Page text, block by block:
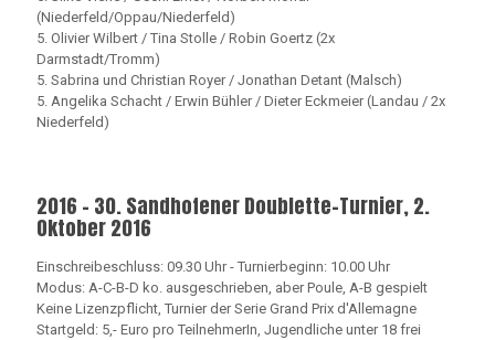
(Niederfeld/Oppau/Niederfeld)
5. Olivier Wilbert / Tina Stolle / Robin Goertz (2x
Darmstadt/Tromm)
5. Sabrina und Christian Royer / Jonathan Detant (Malsch)
5. Angelika Schacht / Erwin Bühler / Dieter Eckmeier (Landau / 2x
Niederfeld)
2016 - 30. Sandhofener Doublette-Turnier, 2.
Oktober 2016
Einschreibeschluss: 09.30 Uhr - Turnierbeginn: 10.00 Uhr
Modus: A-C-B-D ko. ausgeschrieben, aber Poule, A-B gespielt
Keine Lizenzpflicht, Turnier der Serie Grand Prix d'Allemagne
Startgeld: 5,- Euro pro TeilnehmerIn, Jugendliche unter 18 frei